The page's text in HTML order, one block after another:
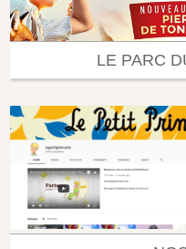
LE PARC